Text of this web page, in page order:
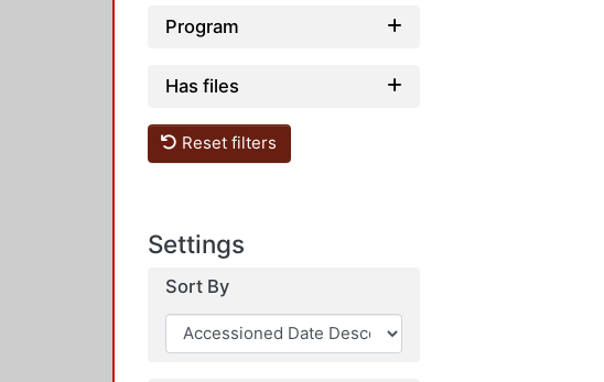
Program
Has files
Reset filters
Settings
Sort By